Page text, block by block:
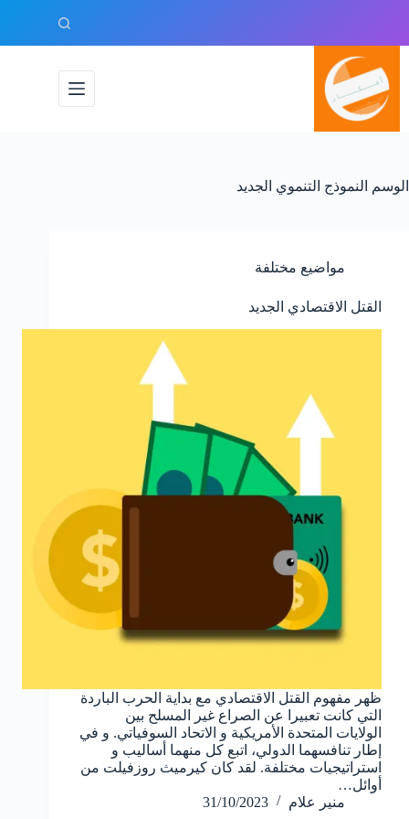
المحتوى
الوسم النموذج التنموي الجديد
مواضيع مختلفة
القتل الاقتصادي الجديد
ظهر مفهوم القتل الاقتصادي مع بداية الحرب الباردة
التي كانت تعبيرا عن الصراع غير المسلح بين
الولايات المتحدة الأمريكية و الاتحاد السوفياتي. و في
إطار تنافسهما الدولي، اتبع كل منهما أساليب و
استراتيجيات مختلفة. لقد كان كيرميث روزفيلت من
أوائل…
منير علام
31/10/2023